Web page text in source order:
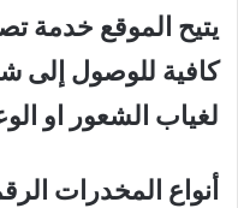
يتيح الموقع خدمة
كافية للوصول إلى
لغياب الشعور او
أنواع المخدرات